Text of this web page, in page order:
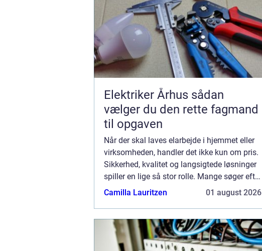
Elektriker Århus sådan
vælger du den rette fagmand
til opgaven
Når der skal laves elarbejde i hjemmet eller
virksomheden, handler det ikke kun om pris.
Sikkerhed, kvalitet og langsigtede løsninger
spiller en lige så stor rolle. Mange søger efter
en elektriker Århus, men hvad skal man
Camilla Lauritzen 01 august 2026